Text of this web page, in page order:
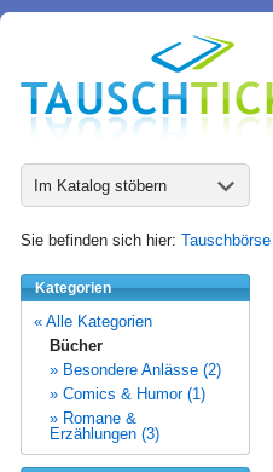
Im Katalog stöbern
Sie befinden sich hier: Tauschbörse
Kategorien
« Alle Kategorien
Bücher
» Besondere Anlässe (2)
» Comics & Humor (1)
» Romane &
Erzählungen (3)